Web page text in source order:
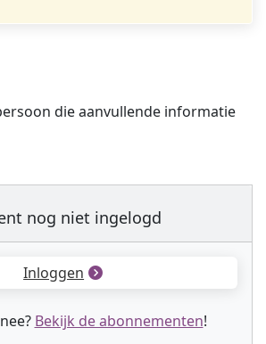
die aanvullende informatie
nog niet ingelogd
Inloggen
Bekijk de abonnementen!